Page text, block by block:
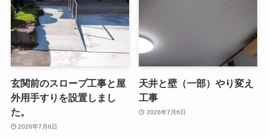
玄関前のスロープ工事と屋
外用手すりを設置しまし
た。
2026年7月6日
天井と壁（一部）やり変え
工事
2026年7月6日